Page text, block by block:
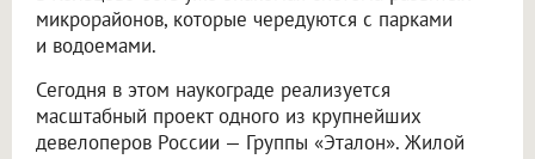
микрорайонов, которые чередуются с парками
и водоемами.
Сегодня в этом наукограде реализуется
масштабный проект одного из крупнейших
девелоперов России — Группы «Эталон». Жилой